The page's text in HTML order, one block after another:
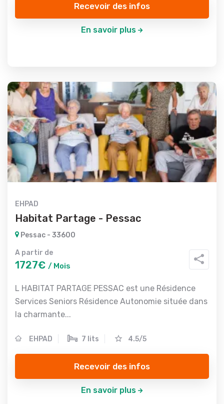
Recevoir des infos
En savoir plus
EHPAD
Habitat Partage - Pessac
Pessac - 33600
A partir de
1727€ / Mois
L HABITAT PARTAGE PESSAC est une Résidence
Services Seniors Résidence Autonomie située dans
la charmante...
EHPAD 7 lits 4.5/5
Recevoir des infos
En savoir plus